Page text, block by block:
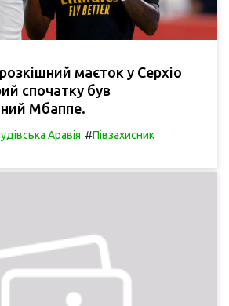
розкішний маєток у Серхіо
спочатку був
Мбаппе.
Аравія #Півзахисник